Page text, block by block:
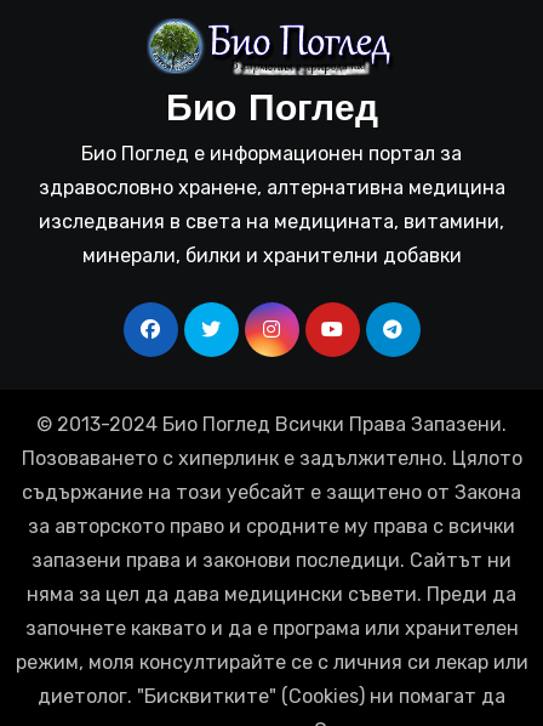
Био Поглед
Био Поглед е информационен портал за
здравословно хранене, алтернативна медицина
изследвания в света на медицината, витамини,
минерали, билки и хранителни добавки
© 2013-2024 Био Поглед Всички Права Запазени.
Позоваването с хиперлинк е задължително. Цялото
съдържание на този уебсайт е защитено от Закона
за авторското право и сродните му права с всички
запазени права и законови последици. Сайтът ни
няма за цел да дава медицински съвети. Преди да
започнете каквато и да е програма или хранителен
режим, моля консултирайте се с личния си лекар или
диетолог. "Бисквитките" (Cookies) ни помагат да